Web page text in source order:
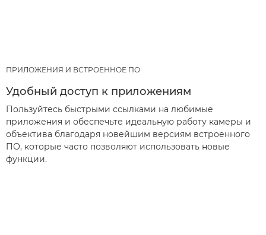
ПРИЛОЖЕНИЯ И ВСТРОЕННОЕ ПО
Удобный доступ к приложениям
Пользуйтесь быстрыми ссылками на любимые
приложения и обеспечьте идеальную работу камеры и
объектива благодаря новейшим версиям встроенного
ПО, которые часто позволяют использовать новые
функции.